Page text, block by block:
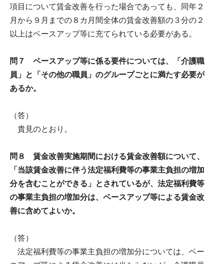
項目について賃金改善を行った場合であっても、同年２
月から９月までの８カ月間全体の賃金改善額の３分の２
以上はベースアップ等に充てられている必要がある。
問７ ベースアップ等に係る要件については、「介護職
員」と「その他の職員」のグループごとに満たす必要が
あるか。
（答）
貴見のとおり。
問８ 賃金改善実施期間における賃金改善額について、
「当該賃金改善に伴う法定福利費等の事業主負担の増加
分を含むことができる」とされているが、法定福利費等
の事業主負担の増加分は、ベースアップ等による賃金改
善に含めてよいか。
（答）
法定福利費等の事業主負担の増加分については、ベー